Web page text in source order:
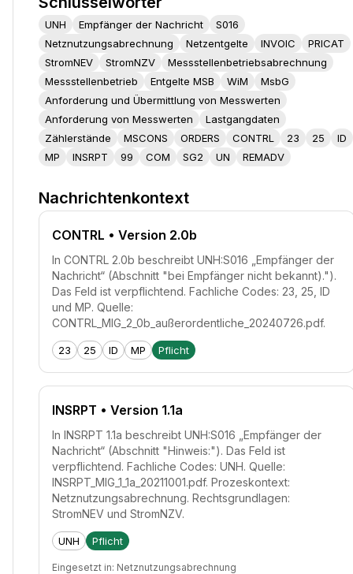
UNH Empfänger der Nachricht
S016
Netznutzungsabrechnung
Netzentgelte INVOIC
PRICAT
StromNEV
StromNZV
Messstellenbetriebsabrechnung
Messstellenbetrieb
Entgelte MSB WiM
MsbG
Anforderung und Übermittlung von Messwerten
Anforderung von Messwerten
Lastgangdaten
Zählerstände
MSCONS ORDERS CONTRL 23 25
ID
MP
INSRPT 99 COM SG2 UN REMADV
Nachrichtenkontext
CONTRL • Version 2.0b
In CONTRL 2.0b beschreibt UNH:S016 „Empfänger der
Nachricht“ (Abschnitt "bei Empfänger nicht bekannt).").
Das Feld ist verpflichtend. Fachliche Codes: 23, 25, ID
und MP. Quelle:
CONTRL_MIG_2_0b_außerordentliche_20240726.pdf.
23 25 ID MP Pflicht
INSRPT • Version 1.1a
In INSRPT 1.1a beschreibt UNH:S016 „Empfänger der
Nachricht“ (Abschnitt "Hinweis:"). Das Feld ist
verpflichtend. Fachliche Codes: UNH. Quelle:
INSRPT_MIG_1_1a_20211001.pdf. Prozeskontext:
Netznutzungsabrechnung. Rechtsgrundlagen:
StromNEV und StromNZV.
UNH Pflicht
Eingesetzt in: Netznutzungsabrechnung